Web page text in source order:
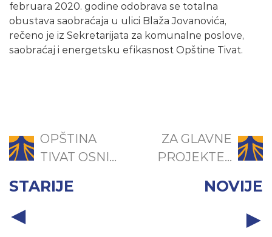
februara 2020. godine odobrava se totalna
obustava saobraćaja u ulici Blaža Jovanovića,
rečeno je iz Sekretarijata za komunalne poslove,
saobraćaj i energetsku efikasnost Opštine Tivat.
OPŠTINA
TIVAT OSNI...
STARIJE
ZA GLAVNE
PROJEKTE...
NOVIJE